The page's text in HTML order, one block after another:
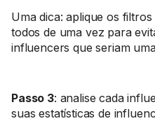
Uma dica: aplique os
todos de uma vez para
influencers que seriam
Passo 3: analise cada
suas estatísticas de